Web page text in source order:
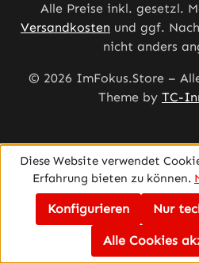
Alle Preise inkl. gesetzl.
Versandkosten und ggf.
nicht anders
© 2026 ImFokus.Store –
Theme by TC-
Diese Website verwendet
Erfahrung bieten zu können.
Nur
Konfigurieren
Alle Cookies